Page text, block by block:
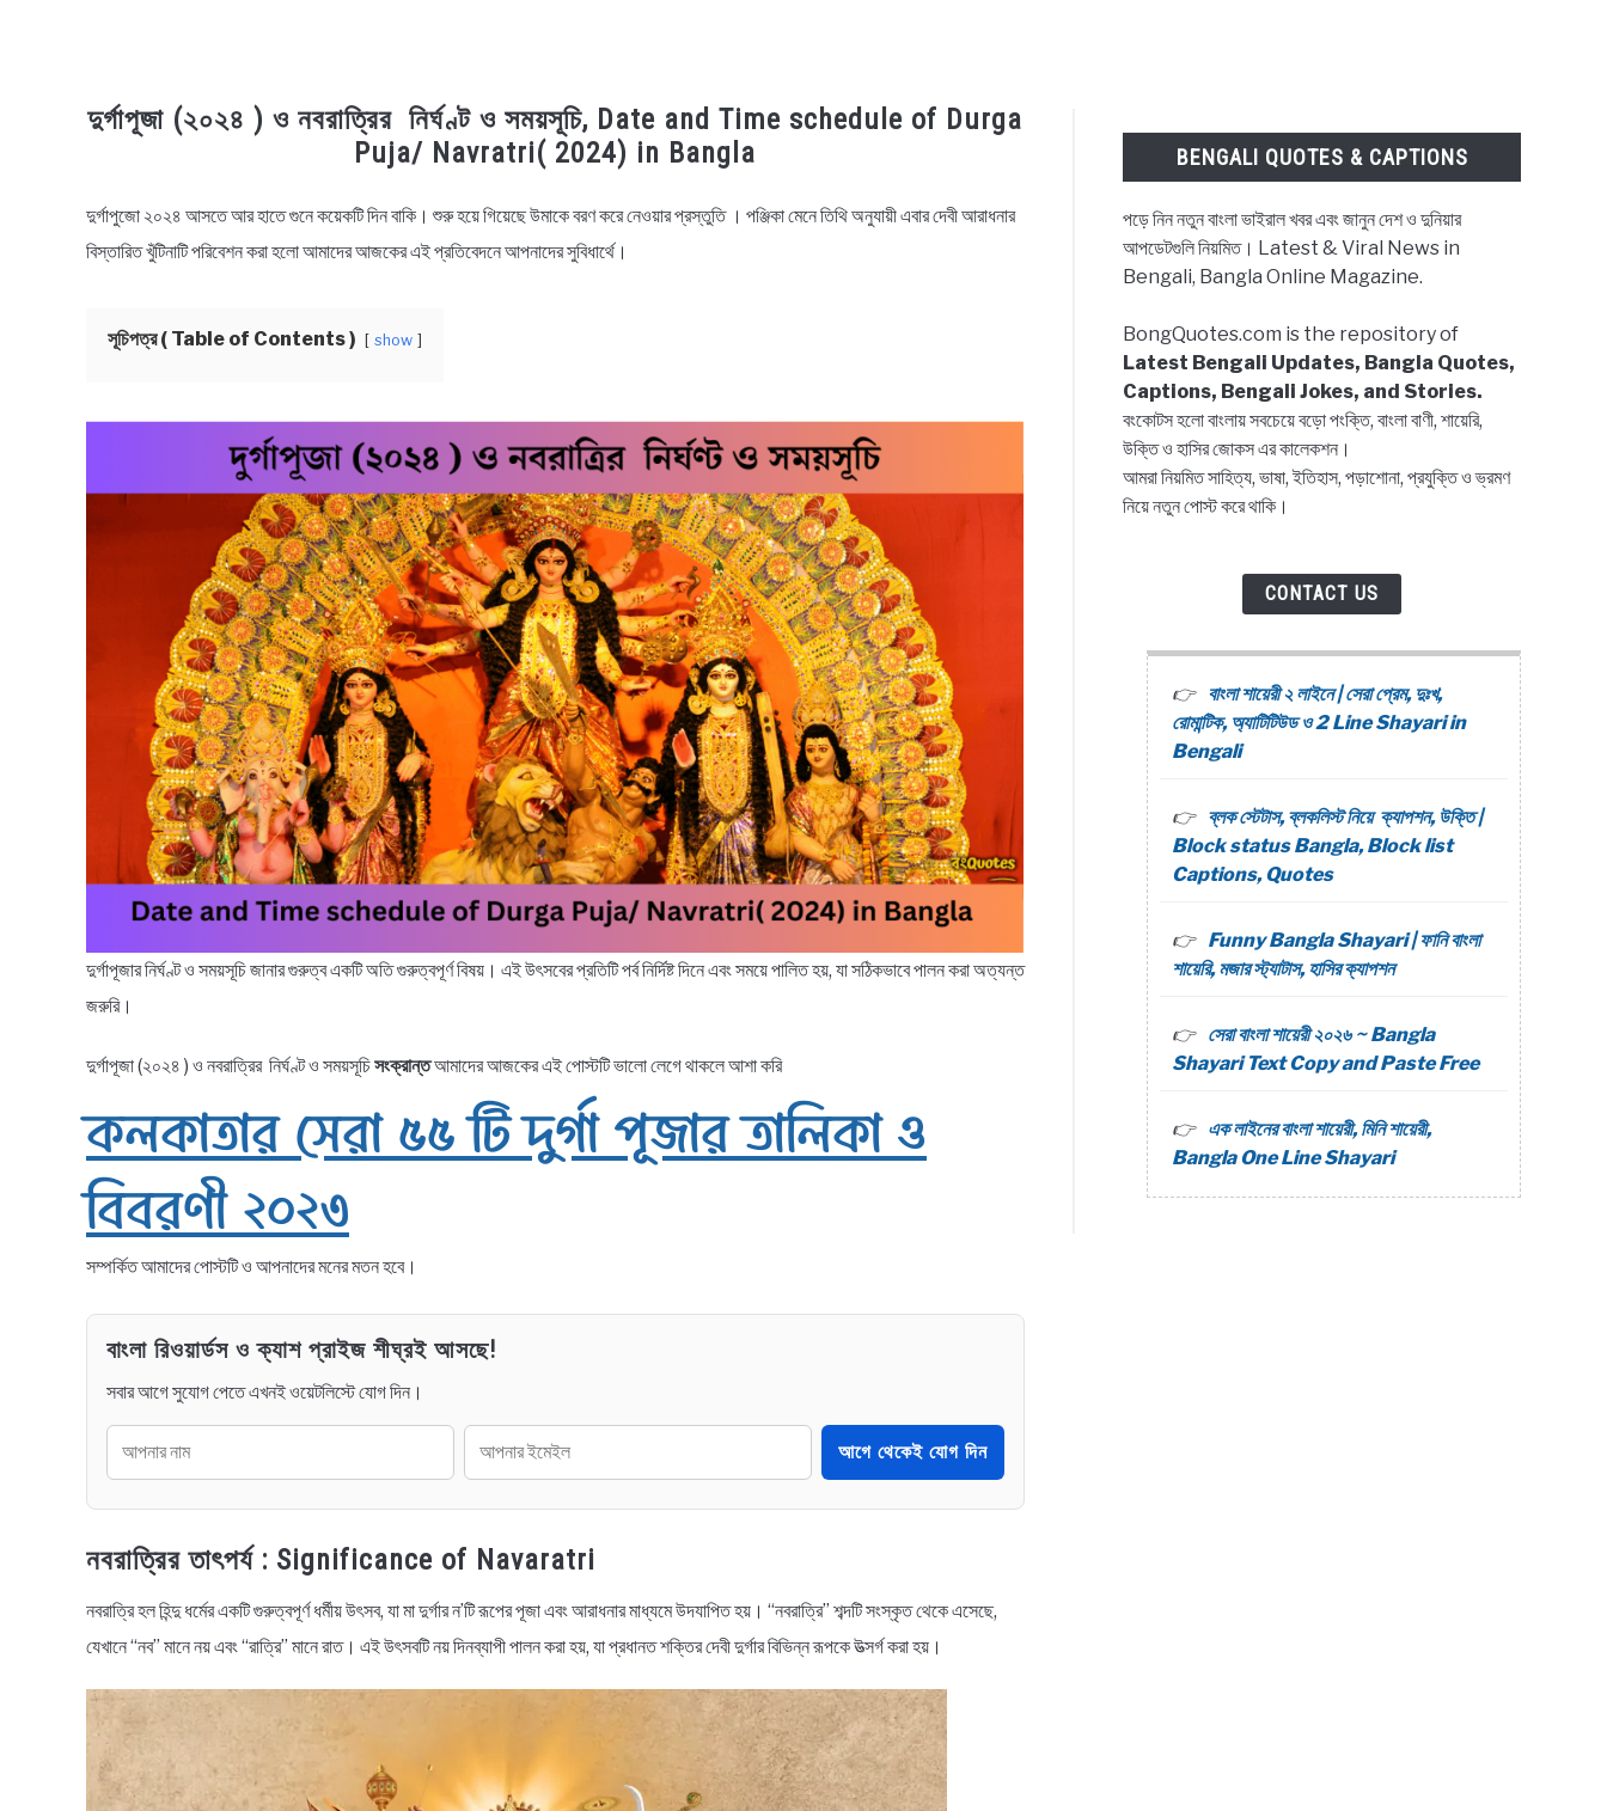
দুর্গাপূজা (২০২৪ ) ও নবরাত্রির নির্ঘণ্ট ও সময়সূচি, Date and Time schedule of Durga
Puja/ Navratri( 2024) in Bangla
in
Durga
দুর্গাপুজো ২০২৪ আসতে আর হাতে গুনে কয়েকটি দিন বাকি। শুরু হয়ে গিয়েছে উমাকে বরণ করে নেওয়ার প্রস্তুতি । পঞ্জিকা মেনে তিথি অনুযায়ী এবার দেবী আরাধনার
বিস্তারিত খুঁটিনাটি পরিবেশন করা হলো আমাদের আজকের এই প্রতিবেদনে আপনাদের সুবিধার্থে।
সূচিপত্র ( Table of Contents ) show
দুর্গাপূজার নির্ঘণ্ট ও সময়সূচি জানার গুরুত্ব একটি অতি গুরুত্বপূর্ণ বিষয়। এই উৎসবের প্রতিটি পর্ব নির্দিষ্ট দিনে এবং সময়ে পালিত হয়, যা সঠিকভাবে পালন করা অত্যন্ত
জরুরি।
দুর্গাপূজা (২০২৪ ) ও নবরাত্রির নির্ঘণ্ট ও সময়সূচিসংক্রান্তআমাদের আজকের এই পোস্টটি ভালো লেগে থাকলে আশা করি
কলকাতার সেরা ৫৫ টি দুর্গা পূজার তালিকা ও
বিবরণী ২০২৩
সম্পর্কিত আমাদের পোস্টটি ও আপনাদের মনের মতন হবে।
বাংলা রিওয়ার্ডস ও ক্যাশ প্রাইজ শীঘ্রই আসছে!
সবার আগে সুযোগ পেতে এখনই ওয়েটলিস্টে যোগ দিন।
আগে থেকেই যোগ দিন
নবরাত্রির তাৎপর্য : Significance of Navaratri
নবরাত্রি হল হিন্দু ধর্মের একটি গুরুত্বপূর্ণ ধর্মীয় উৎসব, যা মা দুর্গার ন’টি রূপের পূজা এবং আরাধনার মাধ্যমে উদযাপিত হয়। “নবরাত্রি” শব্দটি সংস্কৃত থেকে এসেছে,
যেখানে “নব” মানে নয় এবং “রাত্রি” মানে রাত। এই উৎসবটি নয় দিনব্যাপী পালন করা হয়, যা প্রধানত শক্তির দেবী দুর্গার বিভিন্ন রূপকে উত্সর্গ করা হয়।
BENGALI QUOTES & CAPTIONS
পড়ে নিন নতুন বাংলা ভাইরাল খবর এবং জানুন দেশ ও দুনিয়ার
আপডেটগুলি নিয়মিত। Latest & Viral News in
Bengali, Bangla Online Magazine.
BongQuotes.com is the repository of
Latest Bengali Updates, Bangla Quotes,
Captions, Bengali Jokes, and Stories.
বংকোটস হলো বাংলায় সবচেয়ে বড়ো পংক্তি, বাংলা বাণী, শায়েরি,
উক্তি ও হাসির জোকস এর কালেকশন।
আমরা নিয়মিত সাহিত্য, ভাষা, ইতিহাস, পড়াশোনা, প্রযুক্তি ও ভ্রমণ
নিয়ে নতুন পোস্ট করে থাকি।
CONTACT US
বাংলা শায়েরী ২ লাইনে | সেরা প্রেম, দুঃখ,
রোমান্টিক, অ্যাটিটিউড ও 2 Line Shayari in
Bengali
ব্লক স্টেটাস, ব্লকলিস্ট নিয়ে ক্যাপশন, উক্তি |
Block status Bangla, Block list
Captions, Quotes
Funny Bangla Shayari | ফানি বাংলা
শায়েরি, মজার স্ট্যাটাস, হাসির ক্যাপশন
সেরা বাংলা শায়েরী ২০২৬ ~ Bangla
Shayari Text Copy and Paste Free
এক লাইনের বাংলা শায়েরী, মিনি শায়েরী,
Bangla One Line Shayari